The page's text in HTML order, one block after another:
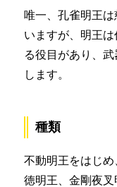
唯一、孔雀明王
いますが、明王
る役目があり、
します。
種類
不動明王をはじ
徳明王、金剛夜